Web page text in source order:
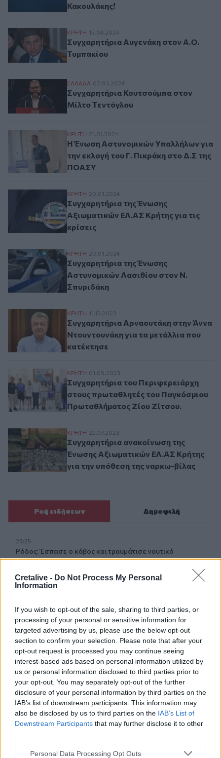
Cretalive - Do Not Process My Personal
Information
If you wish to opt-out of the sale, sharing to third parties, or
processing of your personal or sensitive information for
targeted advertising by us, please use the below opt-out
section to confirm your selection. Please note that after your
opt-out request is processed you may continue seeing
interest-based ads based on personal information utilized by
us or personal information disclosed to third parties prior to
your opt-out. You may separately opt-out of the further
disclosure of your personal information by third parties on the
IAB’s list of downstream participants. This information may
also be disclosed by us to third parties on the IAB’s List of
Downstream Participants that may further disclose it to other
Personal Data Processing Opt Outs
Κακουλάκης!
Συγχαρητήρια Αυγενάκη στον Α.Ο.
ΚΡΗΤΗ 15.04.2024
Συγχαρητήρια Αυγενάκη στον Α.Ο.
Τυμπακίου
Συγχαρητήρια Κουτσούμπα στον Μίλτο
ΕΛΛAΔΑ 02.03.2024
Συγχαρητήρια Κουτσούμπα στον
Μίλτο Τεντόγλου
Η Ένωση Αστυνομικών Υπαλλήλων για
ΚΡΗΤΗ 21.01.2024
Η Ένωση Αστυνομικών Υπαλλήλων για
την εκλογή του Γ. Πικράκη στο Δ.Σ της
ΠΟΑΣΥ
Συγχαρητήρια της Ένωσης Αξιωματικών
ΚΡΗΤΗ 20.01.2024
Συγχαρητήρια της Ένωσης
Αξιωματικών ΕΛ.ΑΣ Κρήτης για τις
κρίσεις
Συγχαρητήρια της Ένωσης Αστυνομικών
ΚΡΗΤΗ 20.01.2024
Συγχαρητήρια της Ένωσης
Αστυνομικών Λασιθίου στον Ν.
Σπυριδάκη
Συγχαρητήρια Αρναουτάκη στην Άννα
ΚΡΗΤΗ 11.12.2023
Συγχαρητήρια Αρναουτάκη στην Άννα
Ντουντουνάκη για τα μετάλλια που
κατέκτησε
Συγχαρητήρια του Περιφερειάρχη
ΚΡΗΤΗ 01.09.2023
Συγχαρητήρια του Περιφερειάρχη
στους πρωταθλητές του Παγκόσμιου
Πρωταθλήματος Ζίου Ζίτσου.
Συγχαρητήρια ανακοίνωση της Ένωσης
ΚΡΗΤΗ 22.07.2023
Συγχαρητήρια ανακοίνωση της
Ένωσης Αξιωματικών ΕΛ.ΑΣ Κρήτης
για την υπόθεση της ναρκω-βίλας
Ροή ειδήσεων Δημοφιλή
23:25
Ρόδος: Έσπασε ο κάβος και τραυμάτισε ναυτικό
23:19
Τραγωδία στην Εύβοια: Νεκρός 37χρονος μετά από
23:09
Φωτιές σε Σκύρο και Λακωνία: Συνελήφθησαν 63χρονη
και 71χρονος
23:07
Χανιά: ΕΔΕ για την υπόθεση της 75χρονης που βρέθηκε
νεκρή σε χωράφι
23:00
Ιταλία: Στη Νάπολη καταγράφηκε θερμοκρασία-ρεκόρ 48
22:32
Υπόθεση Marfin: Έφθασε στην Ελλάδα η 46χρονη